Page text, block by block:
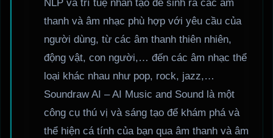
NLP và trí tuệ nhân tạo để sinh ra các âm
thanh và âm nhạc phù hợp với yêu cầu của
người dùng, từ các âm thanh thiên nhiên,
động vật, con người,… đến các âm nhạc thể
loại khác nhau như pop, rock, jazz,…
Soundraw AI – AI Music and Sound là một
công cụ thú vị và sáng tạo để khám phá và
thể hiện cá tính của bạn qua âm thanh và âm